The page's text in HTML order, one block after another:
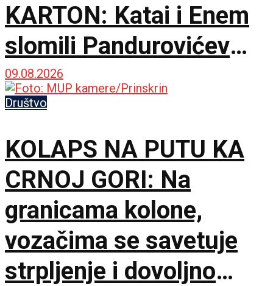
KARTON: Katai i Enem
slomili Pandurovićev
bedem, Pazarci
promašivali u Ljutice
Bogdana!
09.08.2026
Društvo
KOLAPS NA PUTU KA
CRNOJ GORI: Na
granicama kolone,
vozačima se savetuje
strpljenje i dovoljno